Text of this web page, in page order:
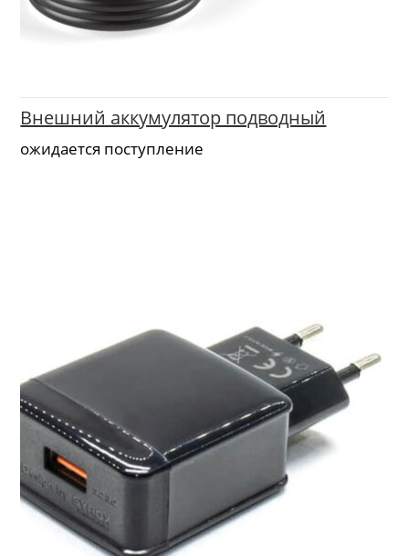
Внешний аккумулятор подводный
ожидается поступление